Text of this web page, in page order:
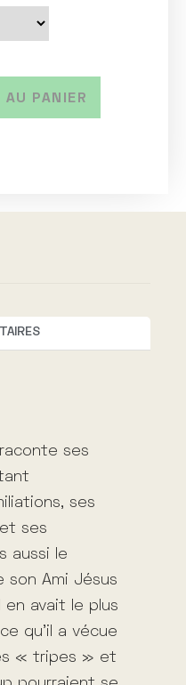
AU PANIER
ses
ses
ses
aussi le
Ami Jésus
en avait le plus
qu’il a vécue
« tripes » et